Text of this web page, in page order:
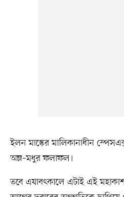
ইলন মাস্কের মালিকানাধীন
অম্ল–মধুর ফলাফল।
তবে এযাবৎকালে এটাই এই